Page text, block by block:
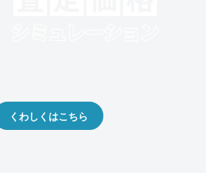
くわしくはこちら